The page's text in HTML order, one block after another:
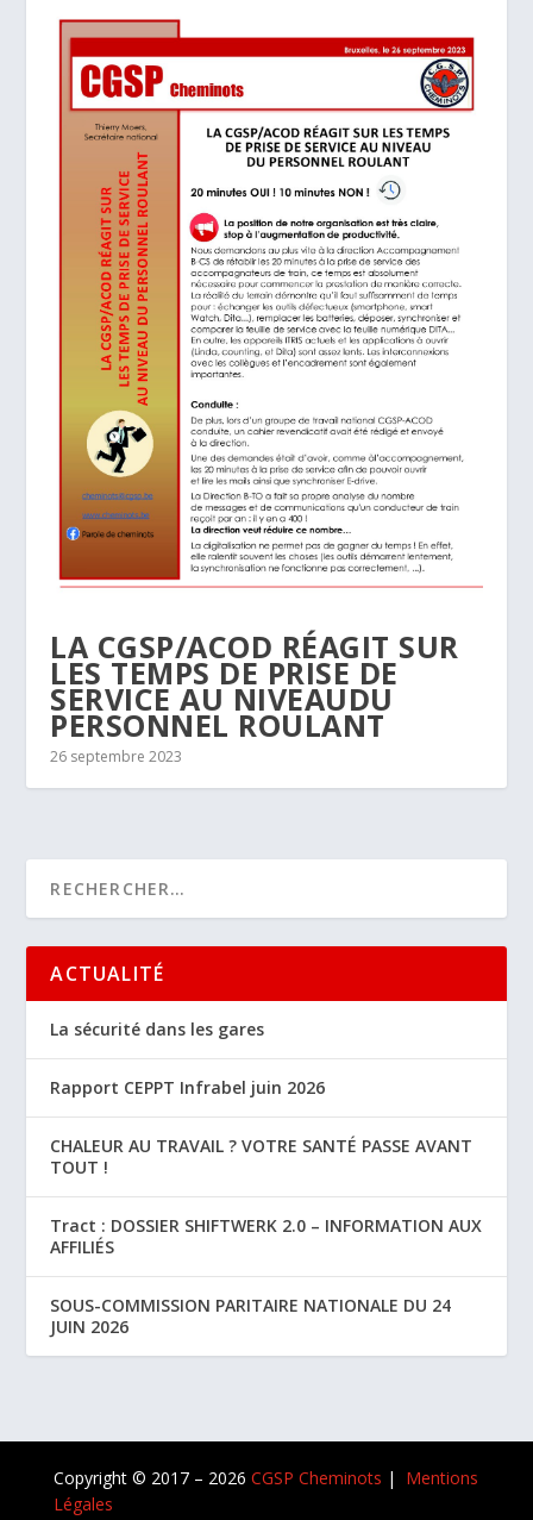
LA CGSP/ACOD RÉAGIT SUR
LES TEMPS DE PRISE DE
SERVICE AU NIVEAUDU
PERSONNEL ROULANT
26 septembre 2023
ACTUALITÉ
La sécurité dans les gares
Rapport CEPPT Infrabel juin 2026
CHALEUR AU TRAVAIL ? VOTRE SANTÉ PASSE AVANT
TOUT !
Tract : DOSSIER SHIFTWERK 2.0 – INFORMATION AUX
AFFILIÉS
SOUS-COMMISSION PARITAIRE NATIONALE DU 24
JUIN 2026
Copyright © 2017 – 2026 CGSP Cheminots | Mentions
Légales